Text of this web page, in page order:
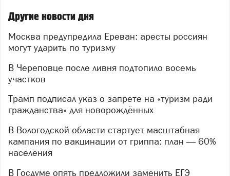
Другие новости дня
Москва предупредила Ереван: аресты россиян
могут ударить по туризму
В Череповце после ливня подтопило восемь
участков
Трамп подписал указ о запрете на «туризм ради
гражданства» для новорождённых
В Вологодской области стартует масштабная
кампания по вакцинации от гриппа: план — 60%
населения
В Госдуме опять предложили заменить ЕГЭ